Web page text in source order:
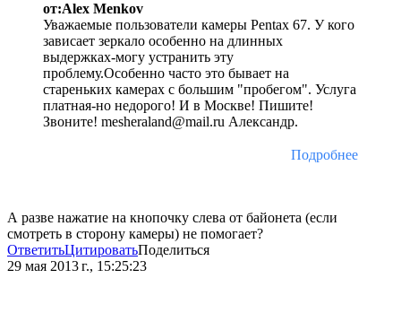
от:Alex Мenkov
Уважаемые пользователи камеры Pentax 67. У кого
зависает зеркало особенно на длинных
выдержках-могу устранить эту
проблему.Особенно часто это бывает на
стареньких камерах с большим "пробегом". Услуга
платная-но недорого! И в Москве! Пишите!
Звоните! mesheraland@mail.ru Александр.
Подробнее
А разве нажатие на кнопочку слева от байонета (если
смотреть в сторону камеры) не помогает?
ОтветитьЦитироватьПоделиться
29 мая 2013 г., 15:25:23